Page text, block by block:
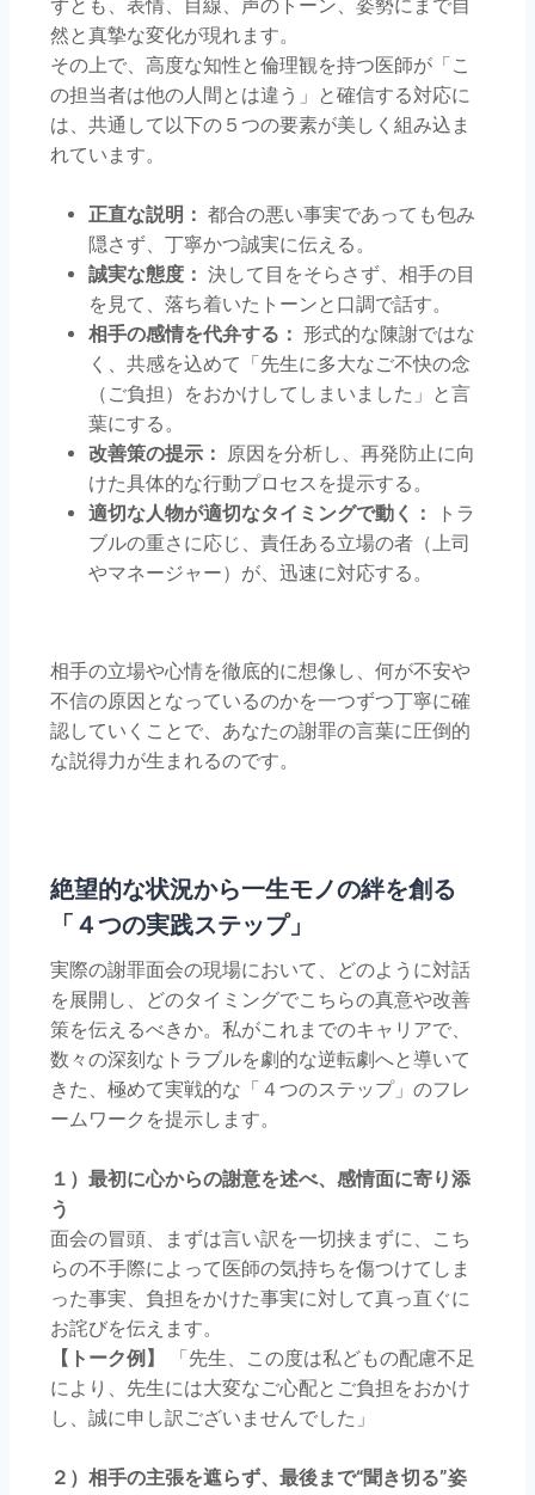
ずとも、表情、目線、声のトーン、姿勢にまで自
然と真摯な変化が現れます。
その上で、高度な知性と倫理観を持つ医師が「こ
の担当者は他の人間とは違う」と確信する対応に
は、共通して以下の５つの要素が美しく組み込ま
れています。
正直な説明： 都合の悪い事実であっても包み
隠さず、丁寧かつ誠実に伝える。
誠実な態度： 決して目をそらさず、相手の目
を見て、落ち着いたトーンと口調で話す。
相手の感情を代弁する： 形式的な陳謝ではな
く、共感を込めて「先生に多大なご不快の念
（ご負担）をおかけしてしまいました」と言
葉にする。
改善策の提示： 原因を分析し、再発防止に向
けた具体的な行動プロセスを提示する。
適切な人物が適切なタイミングで動く：
トラ
ブルの重さに応じ、責任ある立場の者（上司
やマネージャー）が、迅速に対応する。
相手の立場や心情を徹底的に想像し、何が不安や
不信の原因となっているのかを一つずつ丁寧に確
認していくことで、あなたの謝罪の言葉に圧倒的
な説得力が生まれるのです。
絶望的な状況から一生モノの絆を創る
「４つの実践ステップ」
実際の謝罪面会の現場において、どのように対話
を展開し、どのタイミングでこちらの真意や改善
策を伝えるべきか。私がこれまでのキャリアで、
数々の深刻なトラブルを劇的な逆転劇へと導いて
きた、極めて実戦的な「４つのステップ」のフレ
ームワークを提示します。
１）最初に心からの謝意を述べ、感情面に寄り添
う
面会の冒頭、まずは言い訳を一切挟まずに、こち
らの不手際によって医師の気持ちを傷つけてしま
った事実、負担をかけた事実に対して真っ直ぐに
お詫びを伝えます。
【トーク例】
「先生、この度は私どもの配慮不足
により、先生には大変なご心配とご負担をおかけ
し、誠に申し訳ございませんでした」
２）相手の主張を遮らず、最後まで“聞き切る”姿